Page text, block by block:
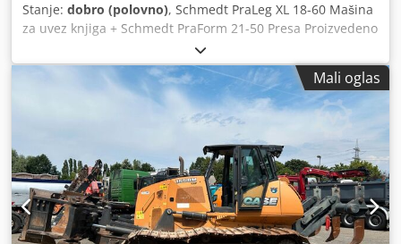
Stanje: dobro (polovno), Schmedt PraLeg XL 18-60 Mašina
za uvez knjiga + Schmedt PraForm 21-50 Presa Proizvedeno
2022. godine. Schmedt PraLeg XL 18-60 Uređaj za kačenje
knjižnog bloka Mašina u dobrom stanju, spremna za rad.
Mašina ubacuje knjižni blok u pripremljenu tvrdu koricu.
Dva uređaja za nanošenje lepka, kontinuirano podešavanje
debljine lepka. Format: Visina bloka: 80 – 450 mm Širina
bloka: 110 – 450 mm Debljina bloka: 2 – 80 mm Kapacitet:
oko 200 – 300 kom/h Napajanje: 230V Težina: 300 kg
Proizvedeno u Nemačkoj. Schmedt PraForm 21-50 Presa za
knjige Presa za knjige sa glodačem za žlebove. Proizvedeno
u Schmedt, Nemačka. Mašina je u veoma dobrom stanju,
odmah spremna za proizvodnju. Tehničke specifikacije:
Mali oglas